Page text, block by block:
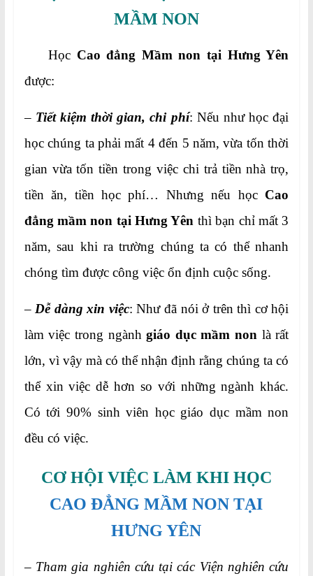
MẦM NON
Học Cao đẳng Mầm non tại Hưng Yên
được:
– Tiết kiệm thời gian, chi phí: Nếu như học đại
học chúng ta phải mất 4 đến 5 năm, vừa tốn thời
gian vừa tốn tiền trong việc chi trả tiền nhà trọ,
tiền ăn, tiền học phí… Nhưng nếu họcCao
đẳng mầm non tại Hưng Yên thì bạn chỉ mất 3
năm, sau khi ra trường chúng ta có thể nhanh
chóng tìm được công việc ổn định cuộc sống.
–Dễ dàng xin việc: Như đã nói ở trên thì cơ hội
làm việc trong ngànhgiáo dục mầm non là rất
lớn, vì vậy mà có thể nhận định rằng chúng ta có
thể xin việc dễ hơn so với những ngành khác.
Có tới 90% sinh viên học giáo dục mầm non
đều có việc.
CƠ HỘI VIỆC LÀM KHI HỌC
CAO ĐẲNG MẦM NON TẠI
HƯNG YÊN
– Tham gia nghiên cứu tại các Viện nghiên cứu